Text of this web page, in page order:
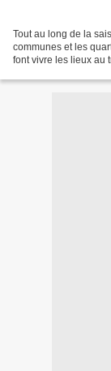
Tout au long de la
communes et les
font vivre les lieux au